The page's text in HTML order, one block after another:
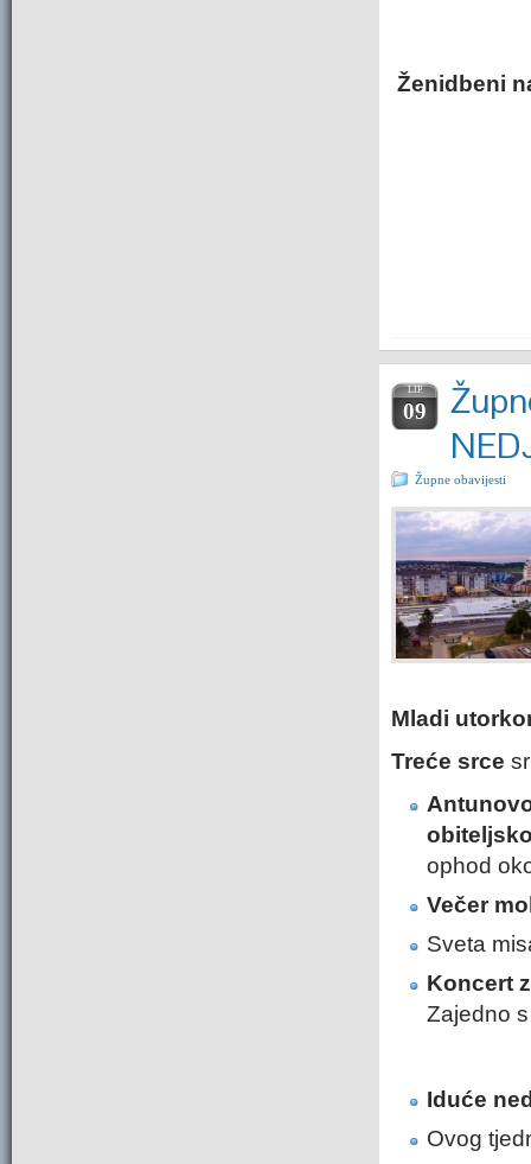
Ženidbeni
LIP.
09
Župne obavijesti
Mladi
Treće srce
ophod
Večer
Sveta
Koncert
Zajedno
Iduće
Ovog